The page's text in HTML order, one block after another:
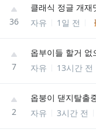
36
클래식 정글 개재
자유
1일 전
7
자유
13시간 전
2
옵붕이 댇지탈출
자유
3시간 전